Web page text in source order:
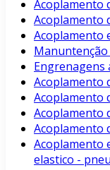
Acoplamento
Acoplamento
Acoplamento
Engrenagens
Acoplamento
Acoplamento
Acoplamento
Acoplamento
Acoplamento
elastico - pneu